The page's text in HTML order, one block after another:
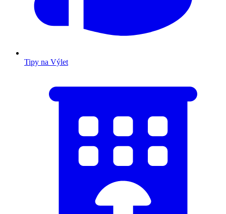
Tipy na Výlet